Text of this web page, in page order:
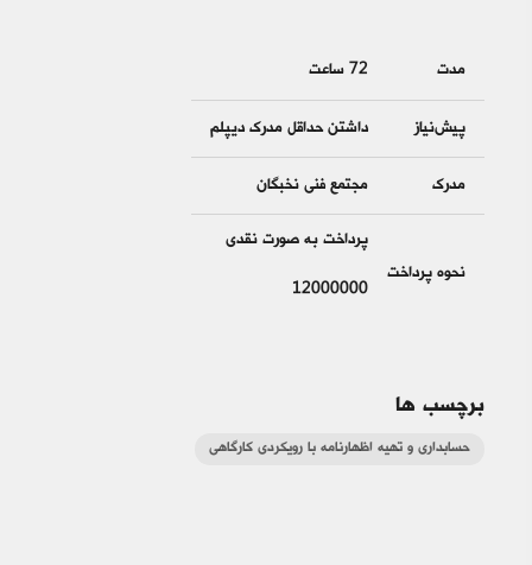
مدت 72 ساعت
پیش‌نیاز داشتن حداقل مدرک دیپلم
مدرک مجتمع فنی نخبگان
نحوه پرداخت
پرداخت به صورت نقدی
12000000
برچسب ها
حسابداری و تهیه اظهارنامه با رویکردی کارگاهی